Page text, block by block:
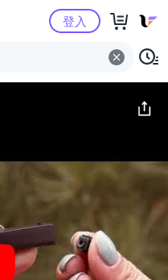
Yahoo購物中心
登入 猜你喜歡